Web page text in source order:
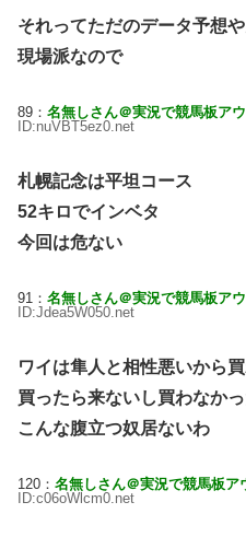
それってただのデータ予想
現場派なので
89： 名無しさん＠実況で競馬板ア
ID:nuVBT5ez0.net
札幌記念は平坦コース
52キロでインベタ
今回は危ない
91： 名無しさん＠実況で競馬板ア
ID:Jdea5W050.net
ワイは隼人と相性悪いから
買ったら来ないし買わなか
こんな腹立つ奴居ないわ
120： 名無しさん＠実況で競馬板ア
ID:c06oWlcm0.net